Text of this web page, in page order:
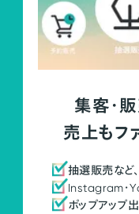
集客・
売上もフ
抽選販売など
Instagram・
ポップアップ